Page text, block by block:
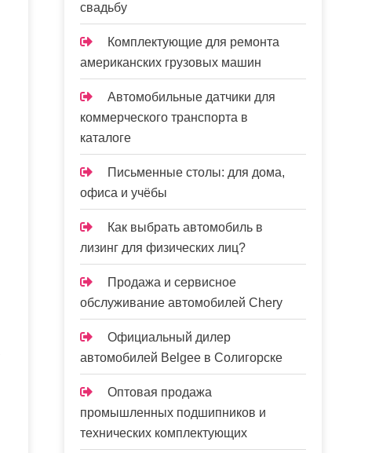
свадьбу
Комплектующие для ремонта
американских грузовых машин
Автомобильные датчики для
коммерческого транспорта в
каталоге
Письменные столы: для дома,
офиса и учёбы
Как выбрать автомобиль в
лизинг для физических лиц?
Продажа и сервисное
обслуживание автомобилей Chery
Официальный дилер
автомобилей Belgee в Солигорске
Оптовая продажа
промышленных подшипников и
технических комплектующих